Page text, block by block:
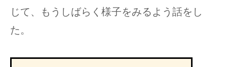
じて、もうしばらく様子をみるよう話をし
た。